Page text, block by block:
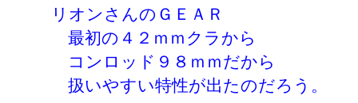
リオンさんのＧＥＡＲ
最初の４２ｍｍクラから
コンロッド９８ｍｍだから
扱いやすい特性が出たのだろう。